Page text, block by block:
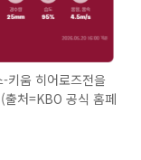
키움 히어로즈전을
처=KBO 공식 홈페